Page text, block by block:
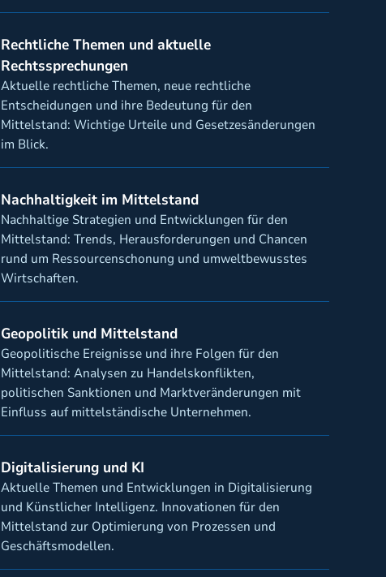
Rechtliche Themen und aktuelle
Rechtssprechungen
Aktuelle rechtliche Themen, neue rechtliche
Entscheidungen und ihre Bedeutung für den
Mittelstand: Wichtige Urteile und Gesetzesänderungen
im Blick.
Nachhaltigkeit im Mittelstand
Nachhaltige Strategien und Entwicklungen für den
Mittelstand: Trends, Herausforderungen und Chancen
rund um Ressourcenschonung und umweltbewusstes
Wirtschaften.
Geopolitik und Mittelstand
Geopolitische Ereignisse und ihre Folgen für den
Mittelstand: Analysen zu Handelskonflikten,
politischen Sanktionen und Marktveränderungen mit
Einfluss auf mittelständische Unternehmen.
Digitalisierung und KI
Aktuelle Themen und Entwicklungen in Digitalisierung
und Künstlicher Intelligenz. Innovationen für den
Mittelstand zur Optimierung von Prozessen und
Geschäftsmodellen.